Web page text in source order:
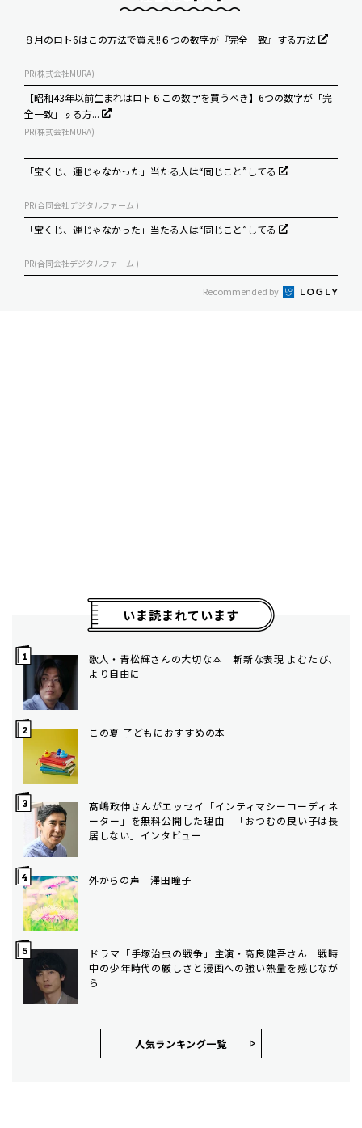
８月のロト6はこの方法で買え!!６つの数字が『完全一致』する方法
PR(株式会社MURA)
【昭和43年以前生まれはロト６この数字を買うべき】6つの数字が「完
全一致」する方...
PR(株式会社MURA)
「宝くじ、運じゃなかった」当たる人は“同じこと”してる
PR(合同会社デジタルファーム )
「宝くじ、運じゃなかった」当たる人は“同じこと”してる
PR(合同会社デジタルファーム )
Recommended by
いま読まれています
歌人・青松輝さんの大切な本 斬新な表現 よむたび、
より自由に
この夏 子どもにおすすめの本
髙嶋政伸さんがエッセイ「インティマシーコーディネ
ーター」を無料公開した理由 「おつむの良い子は長
居しない」インタビュー
外からの声 澤田瞳子
ドラマ「手塚治虫の戦争」主演・高良健吾さん 戦時
中の少年時代の厳しさと漫画への強い熱量を感じなが
ら
人気ランキング⼀覧